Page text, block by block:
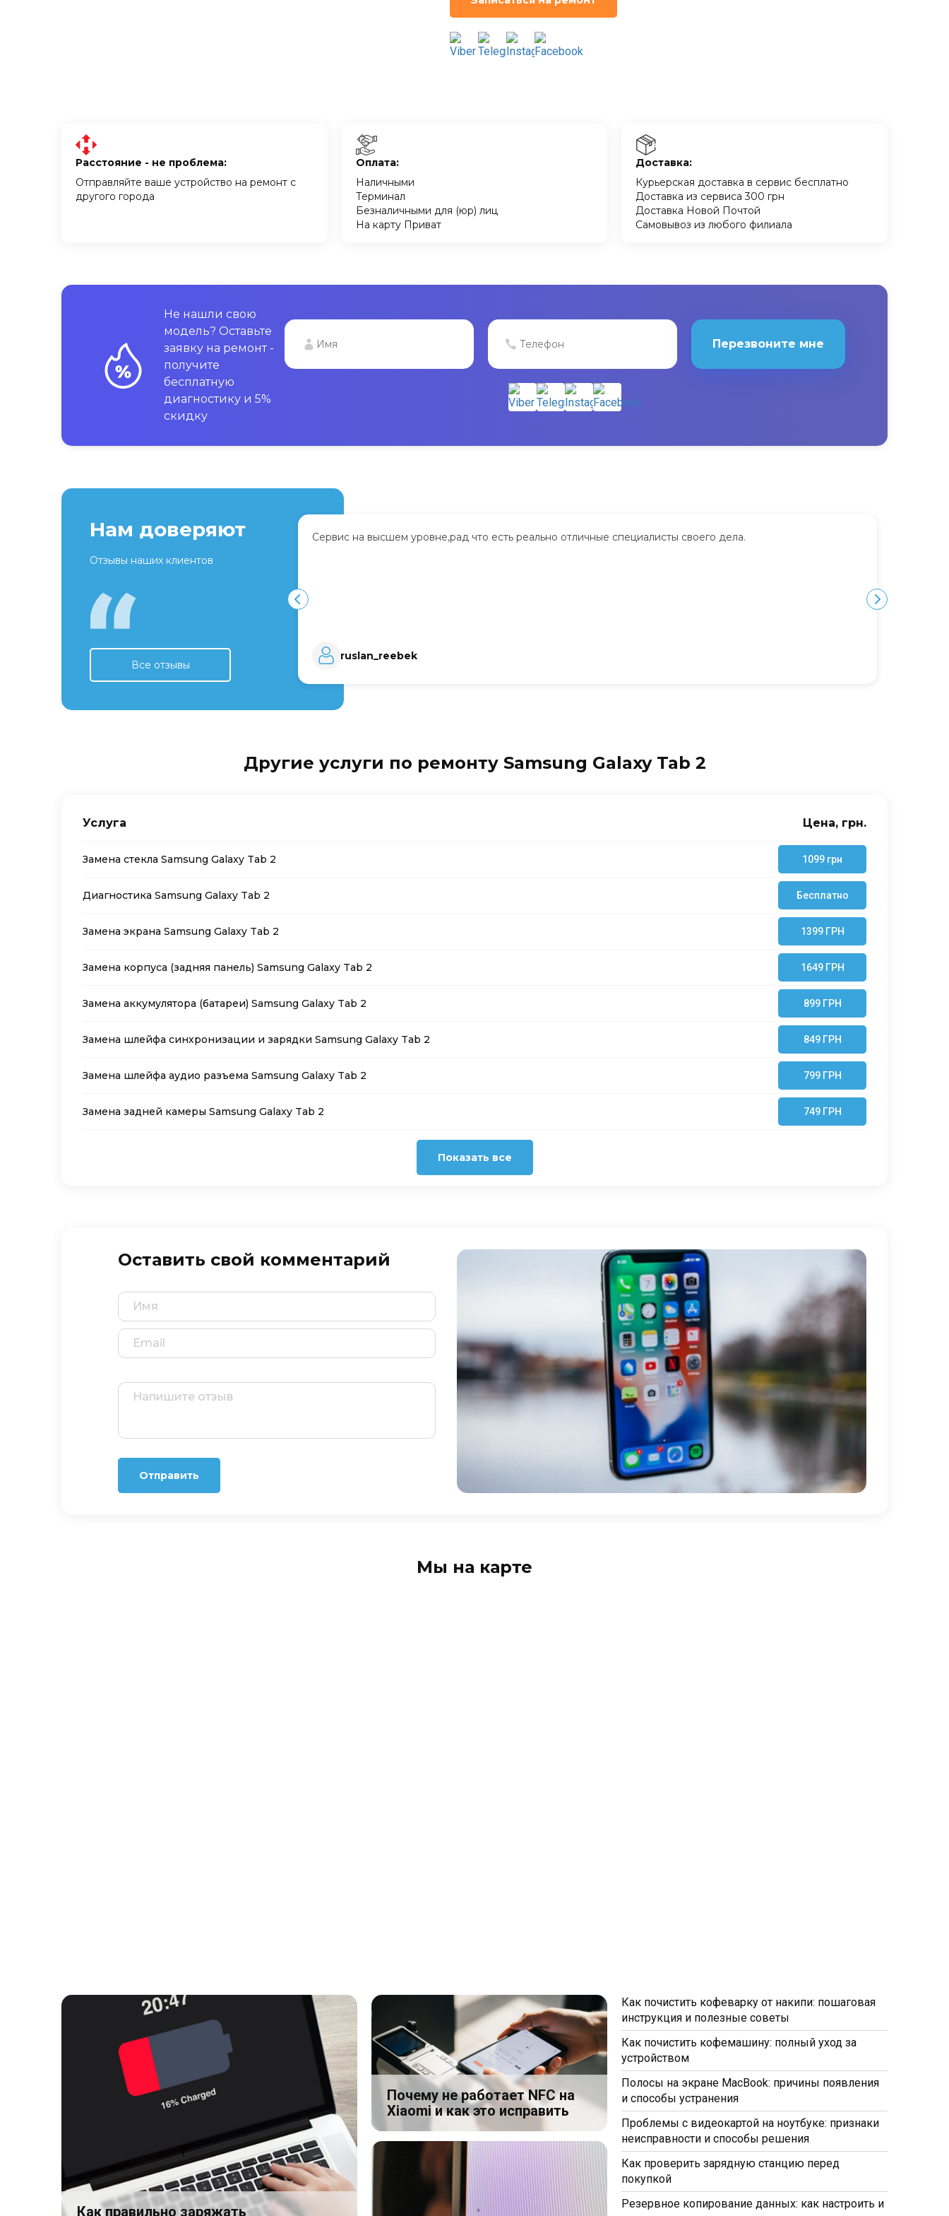
Расстояние - не проблема:
Отправляйте ваше устройство на ремонт с
другого города
Оплата:
Наличными
Терминал
Безналичными для (юр) лиц
На карту Приват
Доставка:
Курьерская доставка в сервис бесплатно
Доставка из сервиса 300 грн
Доставка Новой Почтой
Самовывоз из любого филиала
Не нашли свою
модель? Оставьте
заявку на ремонт -
получите
бесплатную
диагностику и 5%
скидку
Перезвоните мне
Нам доверяют
Отзывы наших клиентов
Все отзывы
Сервис на высшем уровне,рад что есть реально отличные специалисты своего дела.
ruslan_reebek
Другие услуги по ремонту Samsung Galaxy Tab 2
Услуга Цена, грн.
Замена стекла Samsung Galaxy Tab 2 1099 грн
Диагностика Samsung Galaxy Tab 2 Бесплатно
Замена экрана Samsung Galaxy Tab 2 1399 ГРН
Замена корпуса (задняя панель) Samsung Galaxy Tab 2 1649 ГРН
Замена аккумулятора (батареи) Samsung Galaxy Tab 2 899 ГРН
Замена шлейфа синхронизации и зарядки Samsung Galaxy Tab 2 849 ГРН
Замена шлейфа аудио разъема Samsung Galaxy Tab 2 799 ГРН
Замена задней камеры Samsung Galaxy Tab 2 749 ГРН
Показать все
Оставить свой комментарий
Отправить
Мы на карте
Как правильно заряжать
Почему не работает NFC на
Xiaomi и как это исправить
Как почистить кофеварку от накипи: пошаговая
инструкция и полезные советы
Как почистить кофемашину: полный уход за
устройством
Полосы на экране MacBook: причины появления
и способы устранения
Проблемы с видеокартой на ноутбуке: признаки
неисправности и способы решения
Как проверить зарядную станцию перед
покупкой
Резервное копирование данных: как настроить и